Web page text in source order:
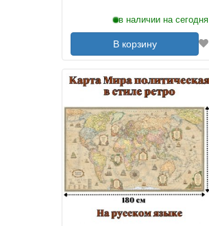
в наличии на сегодня
В корзину